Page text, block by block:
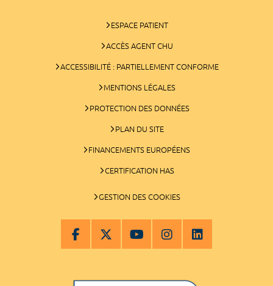
ESPACE PATIENT
ACCÈS AGENT CHU
ACCESSIBILITÉ : PARTIELLEMENT CONFORME
MENTIONS LÉGALES
PROTECTION DES DONNÉES
PLAN DU SITE
FINANCEMENTS EUROPÉENS
CERTIFICATION HAS
GESTION DES COOKIES